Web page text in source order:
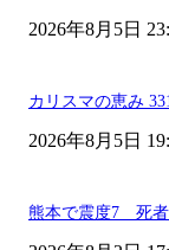
2026年8月5日
カリスマの恵み
2026年8月5日
熊本で震度7 死者